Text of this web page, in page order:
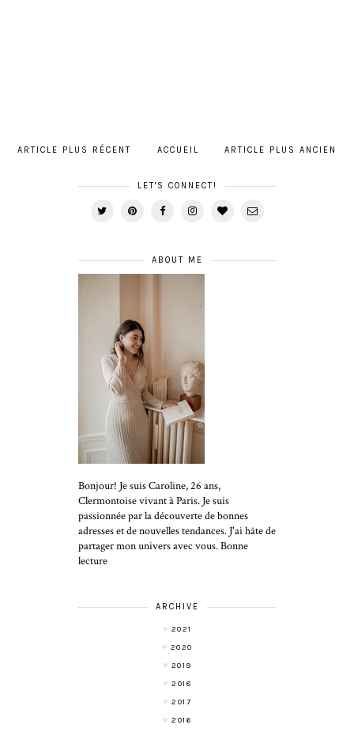
ARTICLE PLUS RÉCENT ARTICLE PLUS ANCIEN
ACCUEIL
LET'S CONNECT!
ABOUT ME
Bonjour! Je suis Caroline, 26 ans,
Clermontoise vivant à Paris. Je suis
passionnée par la découverte de bonnes
adresses et de nouvelles tendances. J'ai hâte de
partager mon univers avec vous. Bonne
lecture
ARCHIVE
2021
2020
2019
2018
2017
2016